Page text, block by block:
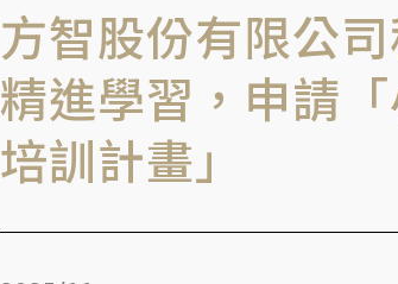
方智股份有限公
精進學習，申請
培訓計畫」